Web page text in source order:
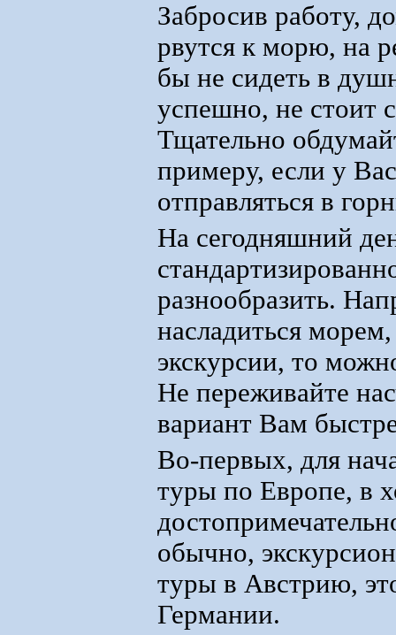
Забросив работу,
рвутся к морю, на
бы не сидеть в
успешно, не стоит
Тщательно
примеру, если у
отправляться в
На сегодняшний
разнообразить.
насладиться
экскурсии, то
Не переживайте
вариант Вам
Во-первых, для
туры по Европе, в
обычно,
туры в Австрию,
Германии.